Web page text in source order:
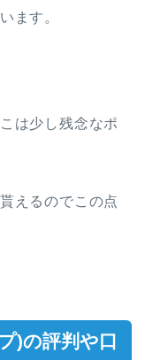
ます。
は少し残念なポ
えるのでこの点
)の評判や口